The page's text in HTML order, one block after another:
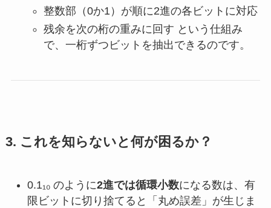
整数部（0か1）が順に2進の各ビットに対応
残余を次の桁の重みに回す という仕組み
で、一桁ずつビットを抽出できるのです。
3. これを知らないと何が困るか？
0.1₁₀ のように2進では循環小数になる数は、有
限ビットに切り捨てると「丸め誤差」が生じま